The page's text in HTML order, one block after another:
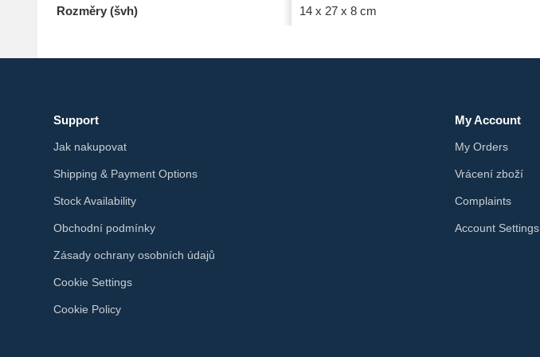
Rozměry (švh) 14 x 27 x 8 cm
Support
Jak nakupovat
Shipping & Payment Options
Stock Availability
Obchodní podmínky
Zásady ochrany osobních údajů
Cookie Settings
Cookie Policy
My Account
My Orders
Vrácení zboží
Complaints
Account Settings